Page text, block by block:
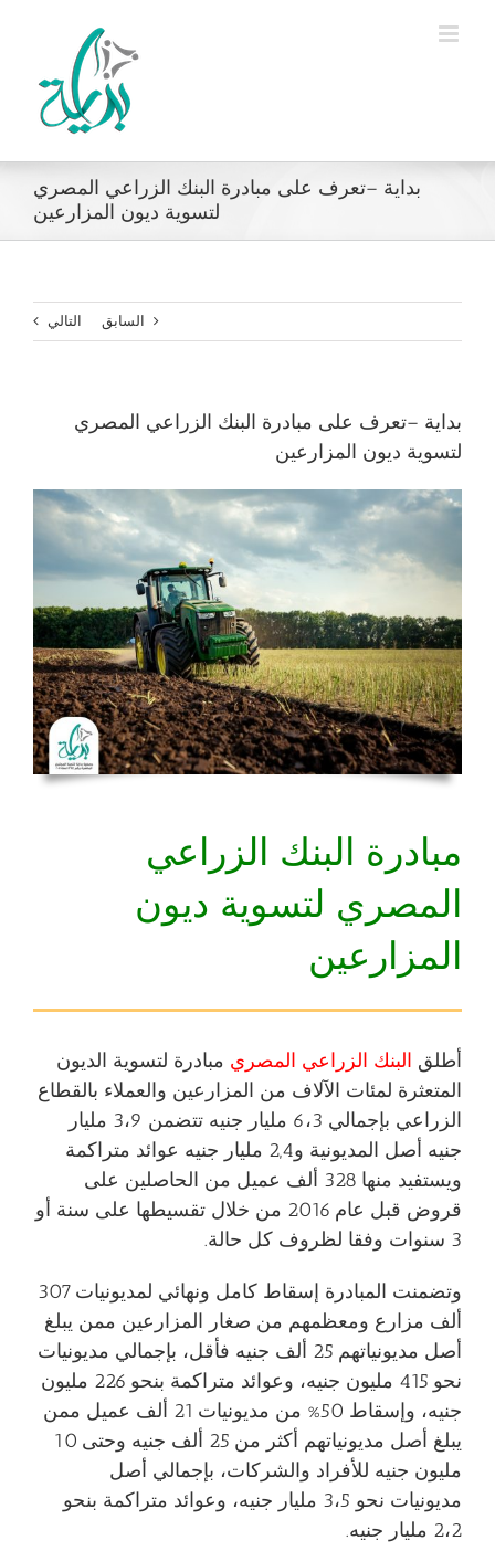
بداية –تعرف على مبادرة البنك الزراعي المصري
لتسوية ديون المزارعين
السابق التالي
بداية –تعرف على مبادرة البنك الزراعي المصري
لتسوية ديون المزارعين
مبادرة البنك الزراعي
المصري لتسوية ديون
المزارعين
أطلق البنك الزراعي المصري مبادرة لتسوية الديون
المتعثرة لمئات الآلاف من المزارعين والعملاء بالقطاع
الزراعي بإجمالي 6،3 مليار جنيه تتضمن 3،9 مليار
جنيه أصل المديونية و2,4 مليار جنيه عوائد متراكمة
ويستفيد منها 328 ألف عميل من الحاصلين على
قروض قبل عام 2016 من خلال تقسيطها على سنة أو
3 سنوات وفقا لظروف كل حالة.
وتضمنت المبادرة إسقاط كامل ونهائي لمديونيات 307
ألف مزارع ومعظمهم من صغار المزارعين ممن يبلغ
أصل مديونياتهم 25 ألف جنيه فأقل، بإجمالي مديونيات
نحو 415 مليون جنيه، وعوائد متراكمة بنحو 226 مليون
جنيه، وإسقاط 50% من مديونيات 21 ألف عميل ممن
يبلغ أصل مديونياتهم أكثر من 25 ألف جنيه وحتى 10
مليون جنيه للأفراد والشركات، بإجمالي أصل
مديونيات نحو 3،5 مليار جنيه، وعوائد متراكمة بنحو
2،2 مليار جنيه.